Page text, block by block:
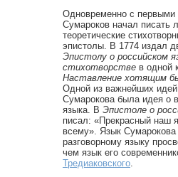
Одновременно с первыми
Сумароков начал писать
теоретические
эпистолы. В 1774 издал
Эпистолу о российском
стихотворстве в одной
Наставление хотящим
Одной из важнейших идей
Сумарокова была идея о
языка. В Эпистоле о
писал: «Прекрасный наш
всему». Язык Сумарокова
разговорному языку
чем язык его
Тредиаковского